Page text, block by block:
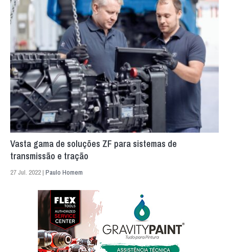
Vasta gama de soluções ZF para sistemas de
transmissão e tração
27 Jul. 2022 | Paulo Homem